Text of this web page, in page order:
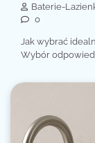
Baterie-
0
Jak wybrać
Wybór